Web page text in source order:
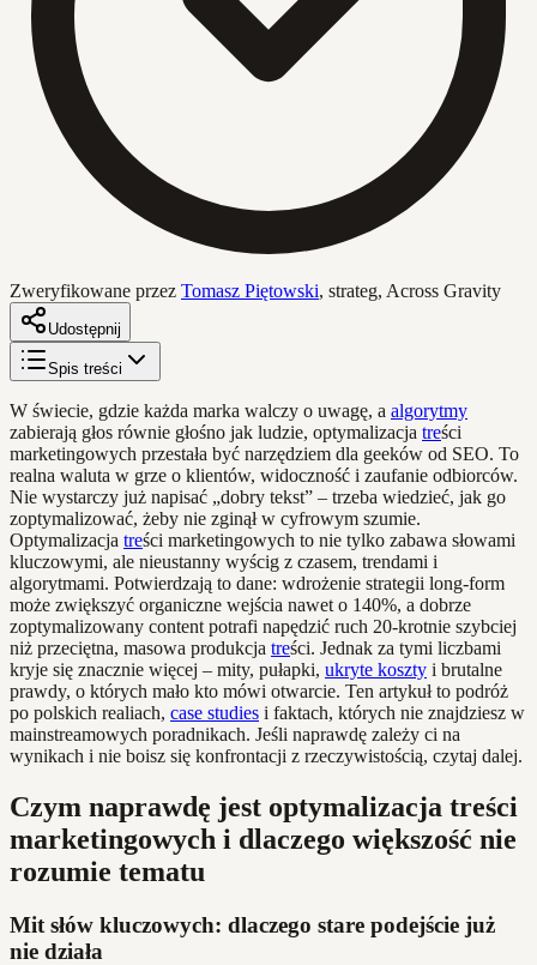
Zweryfikowane przez Tomasz Piętowski, strateg, Across Gravity
Udostępnij
Spis treści
W świecie, gdzie każda marka walczy o uwagę, a algorytmy
zabierają głos równie głośno jak ludzie, optymalizacja treści
marketingowych przestała być narzędziem dla geeków od SEO. To
realna waluta w grze o klientów, widoczność i zaufanie odbiorców.
Nie wystarczy już napisać „dobry tekst” – trzeba wiedzieć, jak go
zoptymalizować, żeby nie zginął w cyfrowym szumie.
Optymalizacja treści marketingowych to nie tylko zabawa słowami
kluczowymi, ale nieustanny wyścig z czasem, trendami i
algorytmami. Potwierdzają to dane: wdrożenie strategii long-form
może zwiększyć organiczne wejścia nawet o 140%, a dobrze
zoptymalizowany content potrafi napędzić ruch 20-krotnie szybciej
niż przeciętna, masowa produkcja treści. Jednak za tymi liczbami
kryje się znacznie więcej – mity, pułapki, ukryte koszty i brutalne
prawdy, o których mało kto mówi otwarcie. Ten artykuł to podróż
po polskich realiach, case studies i faktach, których nie znajdziesz w
mainstreamowych poradnikach. Jeśli naprawdę zależy ci na
wynikach i nie boisz się konfrontacji z rzeczywistością, czytaj dalej.
Czym naprawdę jest optymalizacja treści
marketingowych i dlaczego większość nie
rozumie tematu
Mit słów kluczowych: dlaczego stare podejście już
nie działa